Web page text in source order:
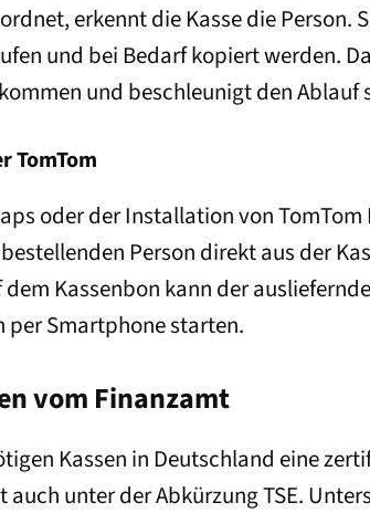
erkennt die Kasse die Person.
und bei Bedarf kopiert werden.
und beschleunigt den Ablauf
TomTom
oder der Installation von
Person direkt aus der
Kassenbon kann der
Smartphone starten.
vom Finanzamt
Kassen in Deutschland eine
unter der Abkürzung TSE.